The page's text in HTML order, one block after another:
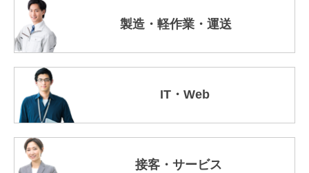
製造・軽作業・運送
IT・Web
接客・サービス